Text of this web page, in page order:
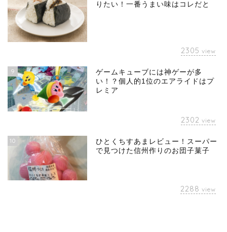
りたい！一番うまい味はコレだと
2305 view
9
ゲームキューブには神ゲーが多
い！？個人的1位のエアライドはプ
レミア
2302 view
10
ひとくちすあまレビュー！スーパー
で見つけた信州作りのお団子菓子
2288 view